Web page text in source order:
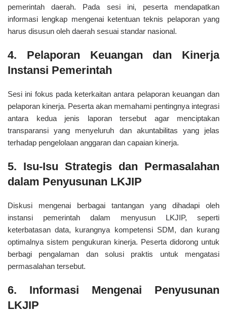
pemerintah daerah. Pada sesi ini, peserta mendapatkan
informasi lengkap mengenai ketentuan teknis pelaporan yang
harus disusun oleh daerah sesuai standar nasional.
4. Pelaporan Keuangan dan Kinerja
Instansi Pemerintah
Sesi ini fokus pada keterkaitan antara pelaporan keuangan dan
pelaporan kinerja. Peserta akan memahami pentingnya integrasi
antara kedua jenis laporan tersebut agar menciptakan
transparansi yang menyeluruh dan akuntabilitas yang jelas
terhadap pengelolaan anggaran dan capaian kinerja.
5. Isu-Isu Strategis dan Permasalahan
dalam Penyusunan LKJIP
Diskusi mengenai berbagai tantangan yang dihadapi oleh
instansi pemerintah dalam menyusun LKJIP, seperti
keterbatasan data, kurangnya kompetensi SDM, dan kurang
optimalnya sistem pengukuran kinerja. Peserta didorong untuk
berbagi pengalaman dan solusi praktis untuk mengatasi
permasalahan tersebut.
6. Informasi Mengenai Penyusunan
LKJIP